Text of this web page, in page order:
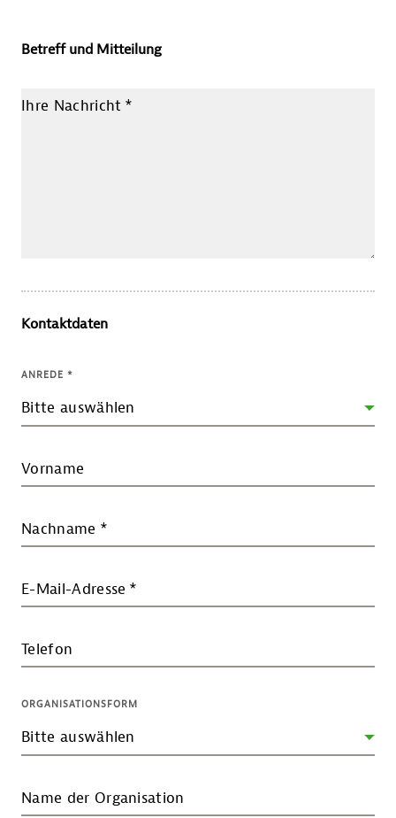
Betreff und Mitteilung
Ihre Nachricht *
Kontaktdaten
ANREDE *
Vorname
Nachname *
E-Mail-Adresse *
Telefon
ORGANISATIONSFORM
Name der Organisation